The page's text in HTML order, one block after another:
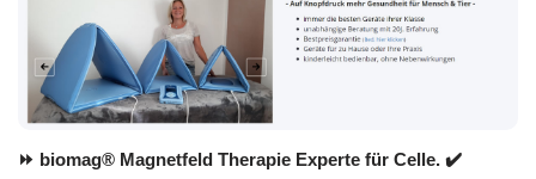
⏩ biomag® Magnetfeld Therapie Experte für Celle. ✔️